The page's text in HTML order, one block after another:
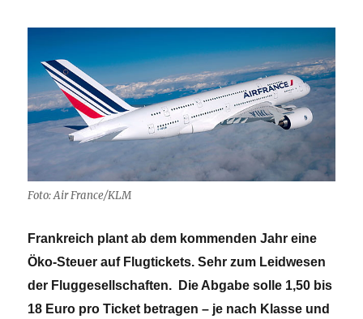
Foto: Air France/KLM
Frankreich plant ab dem kommenden Jahr eine
Öko-Steuer auf Flugtickets. Sehr zum Leidwesen
der Fluggesellschaften. Die Abgabe solle 1,50 bis
18 Euro pro Ticket betragen – je nach Klasse und